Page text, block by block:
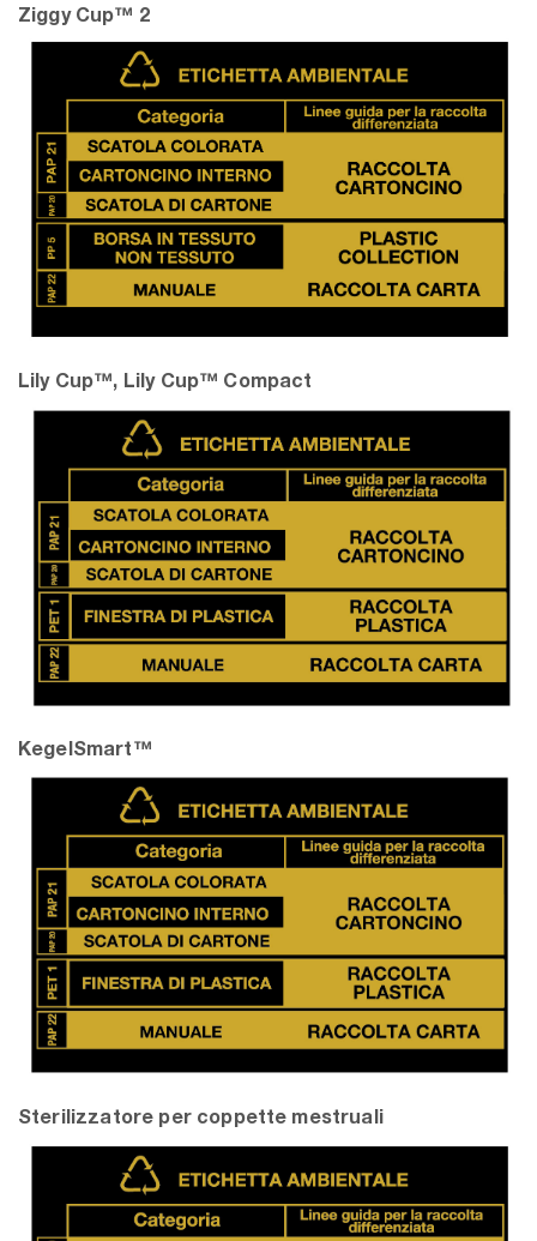
Ziggy Cup™ 2
Lily Cup™, Lily Cup™ Compact
KegelSmart™
Sterilizzatore per coppette mestruali